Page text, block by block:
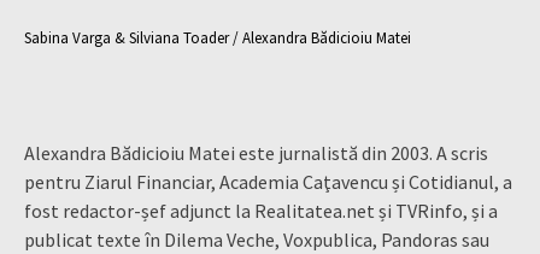
Sabina Varga & Silviana Toader / Alexandra Bădicioiu Matei
Alexandra Bădicioiu Matei este jurnalistă din 2003. A scris
pentru Ziarul Financiar, Academia Caţavencu și Cotidianul, a
fost redactor-șef adjunct la Realitatea.net și TVRinfo, și a
publicat texte în Dilema Veche, Voxpublica, Pandoras sau